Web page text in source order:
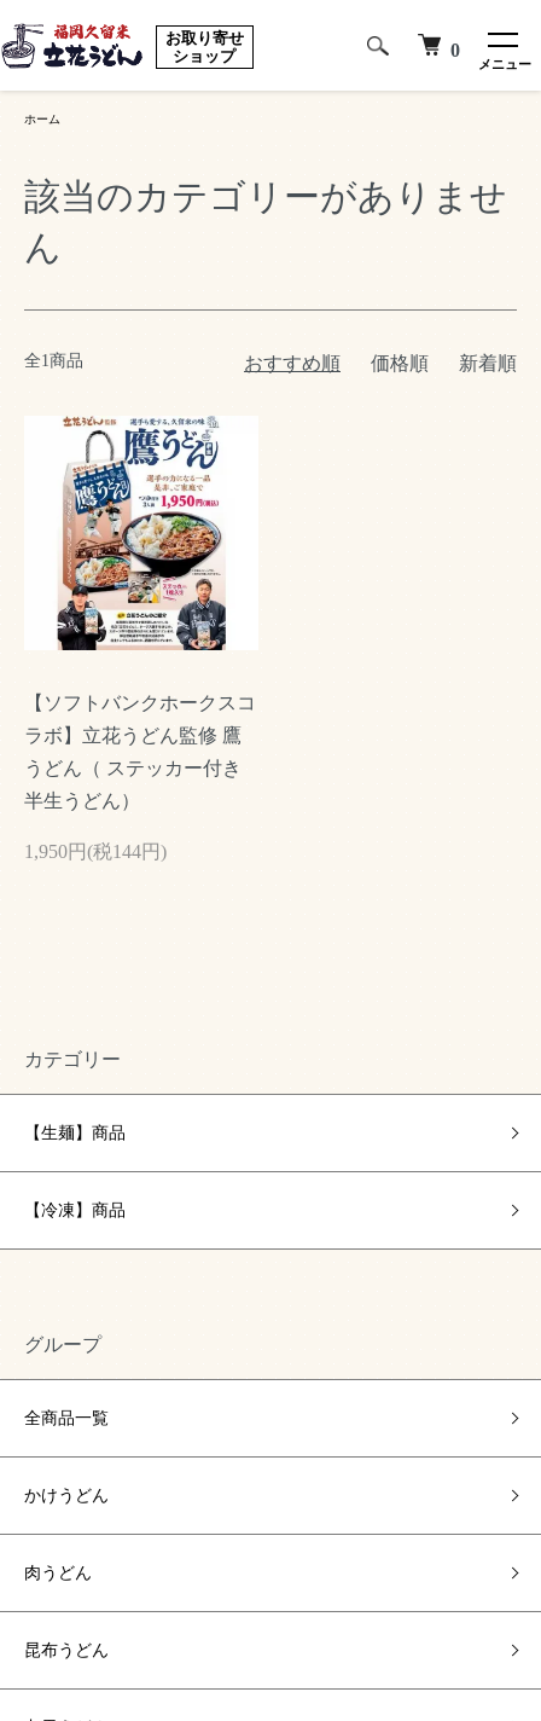
お取り寄せ
ショップ
0
メニュー
ホーム
該当のカテゴリーがありませ
ん
全1商品 おすすめ順 価格順 新着順
【ソフトバンクホークスコ
ラボ】立花うどん監修 鷹
うどん（ ステッカー付き
半生うどん）
1,950円(税144円)
カテゴリー
【生麺】商品
【冷凍】商品
グループ
全商品一覧
かけうどん
肉うどん
昆布うどん